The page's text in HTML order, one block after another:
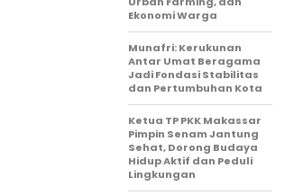
Ekonomi Warga
Munafri: Kerukunan
Antar Umat Beragama
Jadi Fondasi Stabilitas
dan Pertumbuhan Kota
Ketua TP PKK Makassar
Pimpin Senam Jantung
Sehat, Dorong Budaya
Hidup Aktif dan Peduli
Lingkungan